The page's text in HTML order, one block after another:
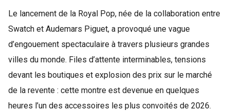
Le lancement de la Royal Pop, née de la collaboration entre
Swatch et Audemars Piguet, a provoqué une vague
d’engouement spectaculaire à travers plusieurs grandes
villes du monde. Files d’attente interminables, tensions
devant les boutiques et explosion des prix sur le marché
de la revente : cette montre est devenue en quelques
heures l’un des accessoires les plus convoités de 2026.